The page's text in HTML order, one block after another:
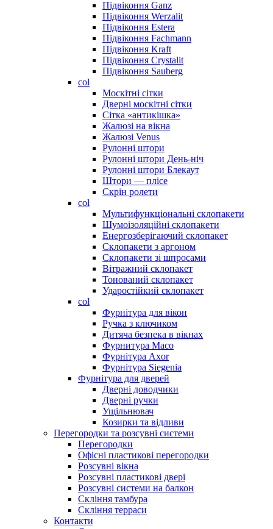
Підвіконня Ganz
Підвіконня Werzalit
Підвіконня Estera
Підвіконня Fachmann
Підвіконня Kraft
Підвіконня Crystalit
Підвіконня Sauberg
col
Москітні сітки
Дверні москітні сітки
Сітка «антикішка»
Жалюзі на вікна
Жалюзі Venus
Рулонні штори
Рулонні штори День-ніч
Рулонні штори Блекаут
Штори — плісе
Скрін ролети
col
Мультифункціональні склопакети
Шумоізоляційні склопакети
Енергозберігаючий склопакет
Склопакети з аргоном
Склопакети зі шпросами
Вітражний склопакет
Тонований склопакет
Ударостійкий склопакет
col
Фурнітура для вікон
Ручка з ключиком
Дитяча безпека в вікнах
Фурнитура Maco
Фурнітура Axor
Фурнітура Siegenia
Фурнітура для дверей
Дверні доводчики
Дверні ручки
Ущільнювач
Козирки та відливи
Перегородки та розсувні системи
Перегородки
Офісні пластикові перегородки
Розсувні вікна
Розсувні пластикові двері
Розсувні системи на балкон
Скління тамбура
Скління терраси
Контакти